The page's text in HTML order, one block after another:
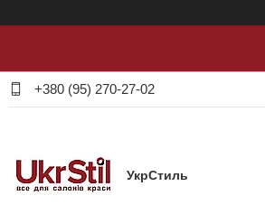
+380 (95) 270-27-02
УкрСтиль